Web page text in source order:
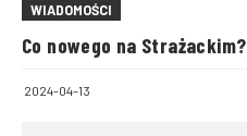
WIADOMOŚCI
Co nowego na Strażackim?
2024-04-13